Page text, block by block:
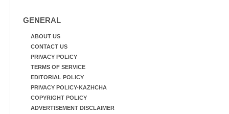
GENERAL
ABOUT US
CONTACT US
PRIVACY POLICY
TERMS OF SERVICE
EDITORIAL POLICY
PRIVACY POLICY-KAZHCHA
COPYRIGHT POLICY
ADVERTISEMENT DISCLAIMER